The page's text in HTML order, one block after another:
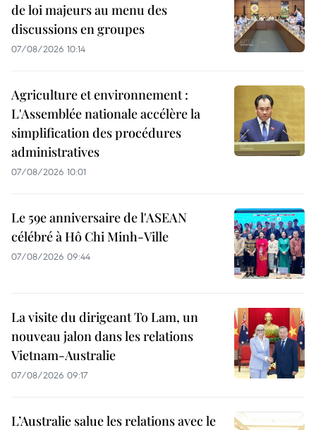
de loi majeurs au menu des
discussions en groupes
07/08/2026 10:14
Agriculture et environnement :
L'Assemblée nationale accélère la
simplification des procédures
administratives
07/08/2026 10:01
Le 59e anniversaire de l'ASEAN
célébré à Hô Chi Minh-Ville
07/08/2026 09:44
La visite du dirigeant To Lam, un
nouveau jalon dans les relations
Vietnam-Australie
07/08/2026 09:17
L’Australie salue les relations avec le